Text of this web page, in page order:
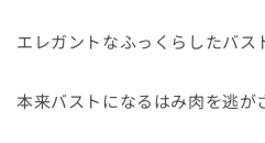
エレガントなふっくらしたバス
本来バストになるはみ肉を逃が